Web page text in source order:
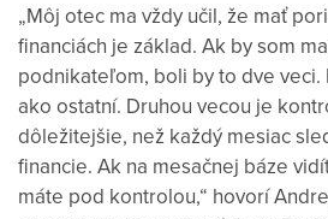
„Môj otec ma vždy učil, že mať
financiách je základ. Ak by som
podnikateľom, boli by to dve veci.
ako ostatní. Druhou vecou je
dôležitejšie, než každý mesiac
financie. Ak na mesačnej báze
máte pod kontrolou,“ hovorí